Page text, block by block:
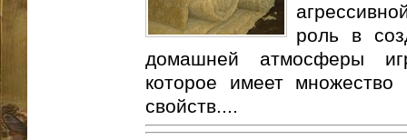
роль в
домашней атмосферы
которое имеет
свойств....